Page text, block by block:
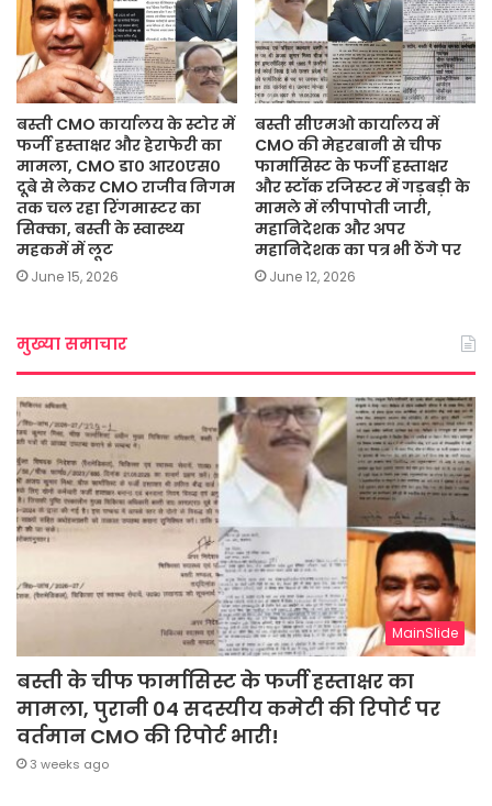
बस्ती CMO कार्यालय के स्टोर में
फर्जी हस्ताक्षर और हेराफेरी का
मामला, CMO डा० आर०एस०
दूबे से लेकर CMO राजीव निगम
तक चल रहा रिंगमास्टर का
सिक्का, बस्ती के स्वास्थ्य
महकमें में लूट
June 15, 2026
बस्ती सीएमओ कार्यालय में
CMO की मेहरबानी से चीफ
फार्मासिस्ट के फर्जी हस्ताक्षर
और स्टॉक रजिस्टर में गड़बड़ी के
मामले में लीपापोती जारी,
महानिदेशक और अपर
महानिदेशक का पत्र भी ठेंगे पर
June 12, 2026
मुख्या समाचार
MainSlide
बस्ती के चीफ फार्मासिस्ट के फर्जी हस्ताक्षर का
मामला, पुरानी 04 सदस्यीय कमेटी की रिपोर्ट पर
वर्तमान CMO की रिपोर्ट भारी!
3 weeks ago